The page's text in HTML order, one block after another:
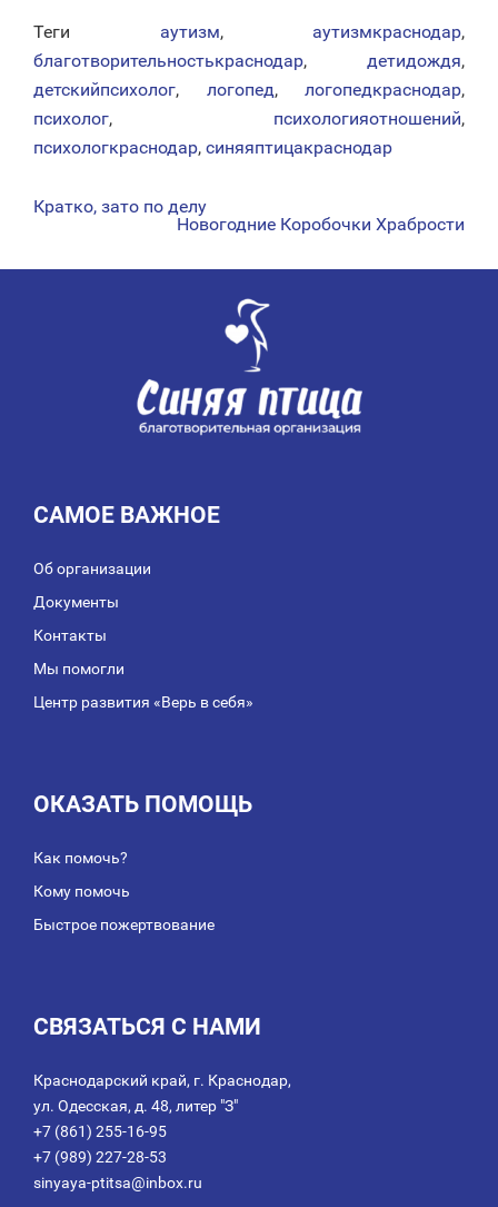
Теги аутизм, аутизмкраснодар,
благотворительностькраснодар, детидождя,
детскийпсихолог, логопед, логопедкраснодар,
психолог, психологияотношений,
психологкраснодар, синяяптицакраснодар
НАВИГАЦИЯ
Кратко, зато по делу
Новогодние Коробочки Храбрости
САМОЕ ВАЖНОЕ
Об организации
Документы
Контакты
Мы помогли
Центр развития «Верь в себя»
ОКАЗАТЬ ПОМОЩЬ
Как помочь?
Кому помочь
Быстрое пожертвование
СВЯЗАТЬСЯ С НАМИ
Краснодарский край, г. Краснодар,
ул. Одесская, д. 48, литер "З"
+7 (861) 255-16-95
+7 (989) 227-28-53
sinyaya-ptitsa@inbox.ru